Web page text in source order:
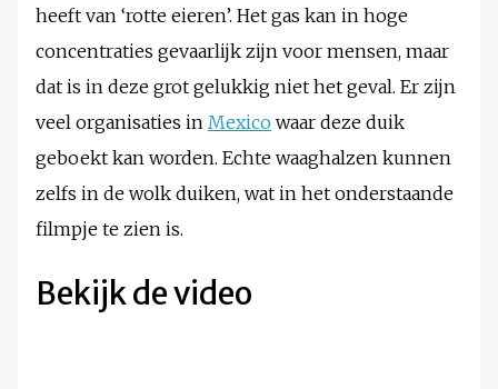
heeft van ‘rotte eieren’. Het gas kan in hoge
concentraties gevaarlijk zijn voor mensen, maar
dat is in deze grot gelukkig niet het geval. Er zijn
veel organisaties in Mexico waar deze duik
geboekt kan worden. Echte waaghalzen kunnen
zelfs in de wolk duiken, wat in het onderstaande
filmpje te zien is.
Bekijk de video